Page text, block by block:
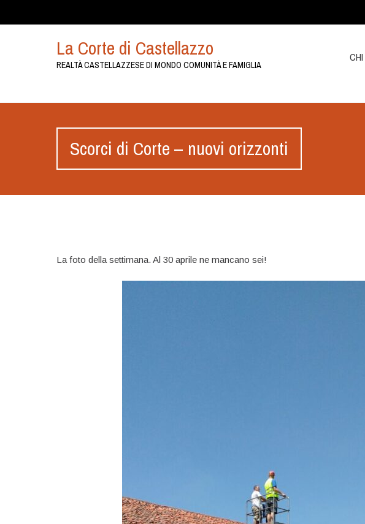
La Corte di Castellazzo
REALTÀ CASTELLAZZESE DI MONDO COMUNITÀ E FAMIGLIA
Scorci di Corte – nuovi orizzonti
La foto della settimana. Al 30 aprile ne mancano sei!